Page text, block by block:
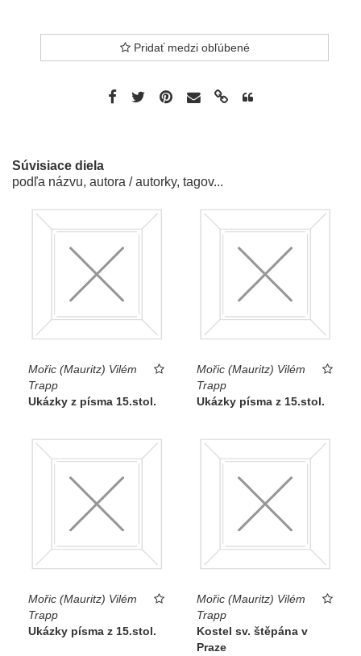
Pridať medzi obľúbené
Súvisiace diela
podľa názvu, autora / autorky, tagov...
Mořic (Mauritz) Vilém
Trapp
Ukázky z písma 15.stol.
Mořic (Mauritz) Vilém
Trapp
Ukázky písma z 15.stol.
Mořic (Mauritz) Vilém
Trapp
Ukázky písma z 15.stol.
Mořic (Mauritz) Vilém
Trapp
Kostel sv. štěpána v
Praze